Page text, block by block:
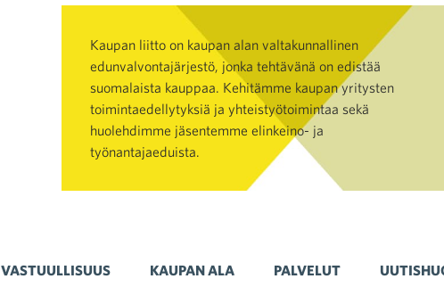
Kaupan liitto on kaupan alan valtakunnallinen
edunvalvontajärjestö, jonka tehtävänä on edistää
suomalaista kauppaa. Kehitämme kaupan yritysten
toimintaedellytyksiä ja yhteistyötoimintaa sekä
huolehdimme jäsentemme elinkeino- ja
työnantajaeduista.
VASTUULLISUUS KAUPAN ALA PALVELUT